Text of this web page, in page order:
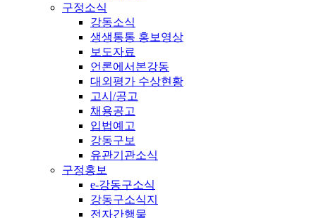
구정소식
강동소식
생생통통 홍보영상
보도자료
언론에서본강동
대외평가 수상현황
고시/공고
채용공고
입법예고
강동구보
유관기관소식
구정홍보
e-강동구소식
강동구소식지
전자간행물